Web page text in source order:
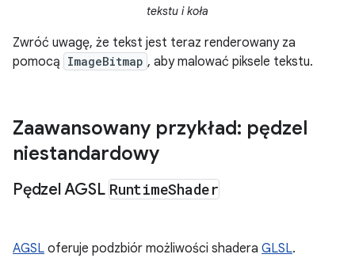
tekstu i koła
Zwróć uwagę, że tekst jest teraz renderowany za
pomocą ImageBitmap , aby malować piksele tekstu.
Zaawansowany przykład: pędzel
niestandardowy
Pędzel AGSL RuntimeShader
AGSL oferuje podzbiór możliwości shadera GLSL.